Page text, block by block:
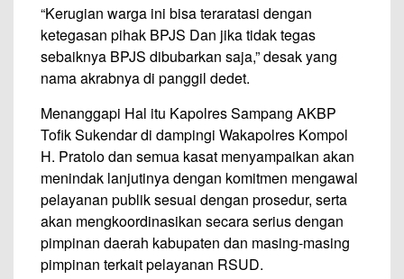
“Kerugian warga ini bisa teraratasi dengan
ketegasan pihak BPJS Dan jika tidak tegas
sebaiknya BPJS dibubarkan saja,” desak yang
nama akrabnya di panggil dedet.
Menanggapi Hal itu Kapolres Sampang AKBP
Tofik Sukendar di dampingi Wakapolres Kompol
H. Pratolo dan semua kasat menyampaikan akan
menindak lanjutinya dengan komitmen mengawal
pelayanan publik sesuai dengan prosedur, serta
akan mengkoordinasikan secara serius dengan
pimpinan daerah kabupaten dan masing-masing
pimpinan terkait pelayanan RSUD.